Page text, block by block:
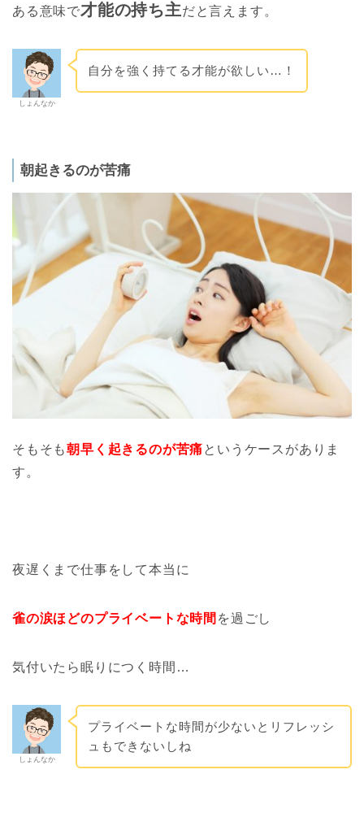
ある意味で才能の持ち主だと言えます。
しょんなか
自分を強く持てる才能が欲しい…！
朝起きるのが苦痛
そもそも朝早く起きるのが苦痛というケースがありま
す。
夜遅くまで仕事をして本当に
雀の涙ほどのプライベートな時間 を過ごし
気付いたら眠りにつく時間…
しょんなか
プライベートな時間が少ないとリフレッシ
ュもできないしね